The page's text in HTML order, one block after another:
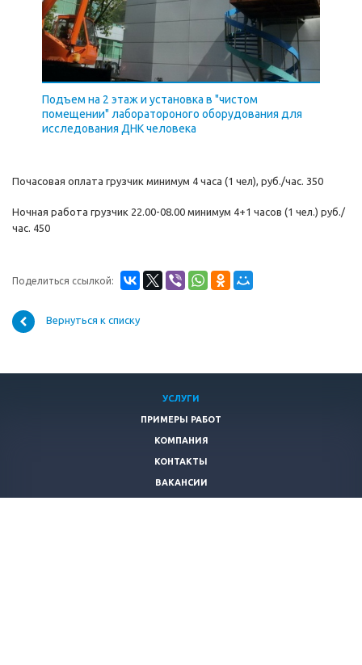
Подъем на 2 этаж и установка в "чистом
помещении" лаборатороного оборудования для
исследования ДНК человека
Почасовая оплата грузчик минимум 4 часа (1 чел), руб./час. 350
Ночная работа грузчик 22.00-08.00 минимум 4+1 часов (1 чел.) руб./
час. 450
Поделиться ссылкой:
Вернуться к списку
УСЛУГИ
ПРИМЕРЫ РАБОТ
КОМПАНИЯ
КОНТАКТЫ
ВАКАНСИИ